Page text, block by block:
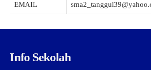
EMAIL
Info Sekolah